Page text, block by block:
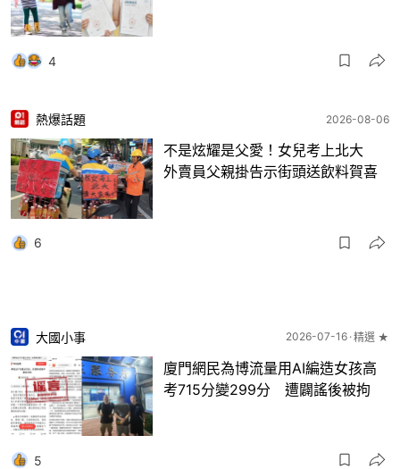
4
熱爆話題 2026-08-06
不是炫耀是父愛！女兒考上北大
外賣員父親掛告示街頭送飲料賀喜
6
大國小事 2026-07-16 精選 ★
廈門網民為博流量用AI編造女孩高
考715分變299分 遭闢謠後被拘
5